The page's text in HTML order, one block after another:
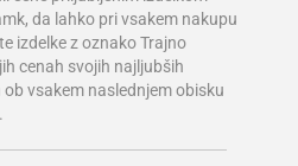
da lahko pri vsakem nakupu
izdelke z oznako Trajno
cenah svojih najljubših
vsakem naslednjem obisku